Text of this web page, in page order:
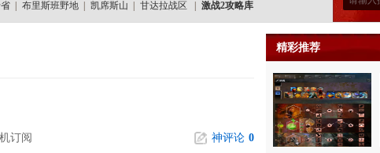
布里斯班野地 凯席斯山 甘达拉战区 激战2攻略库
订阅 神评论 0
精彩推荐